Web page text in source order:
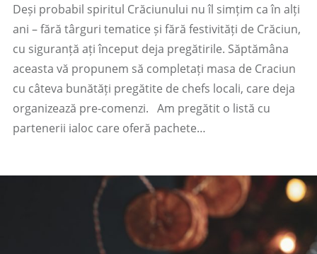
Deși probabil spiritul Crăciunului nu îl simțim ca în alți
ani – fără târguri tematice și fără festivități de Crăciun,
cu siguranță ați început deja pregătirile. Săptămâna
aceasta vă propunem să completați masa de Craciun
cu câteva bunătăți pregătite de chefs locali, care deja
organizează pre-comenzi. Am pregătit o listă cu
partenerii ialoc care oferă pachete…